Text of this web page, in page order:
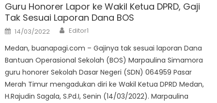
Guru Honorer Lapor ke Wakil Ketua DPRD, Gaji
Tak Sesuai Laporan Dana BOS
Posted
on
14/03/2022 Author
Editor1
Medan, buanapagi.com – Gajinya tak sesuai laporan Dana
Bantuan Operasional Sekolah (BOS) Marpaulina Simamora
guru honorer Sekolah Dasar Negeri (SDN) 064959 Pasar
Merah Timur mengadukan diri ke Wakil Ketua DPRD Medan,
H.Rajudin Sagala, S.Pd.I, Senin (14/03/2022). Marpaulina